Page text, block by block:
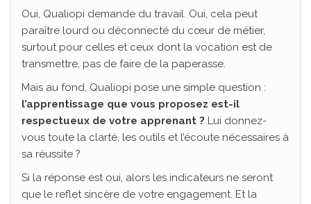
Oui, Qualiopi demande du travail. Oui, cela peut
paraître lourd ou déconnecté du cœur de métier,
surtout pour celles et ceux dont la vocation est de
transmettre, pas de faire de la paperasse.
Mais au fond, Qualiopi pose une simple question :
l’apprentissage que vous proposez est-il
respectueux de votre apprenant ? Lui donnez-
vous toute la clarté, les outils et l’écoute nécessaires à
sa réussite ?
Si la réponse est oui, alors les indicateurs ne seront
que le reflet sincère de votre engagement. Et la